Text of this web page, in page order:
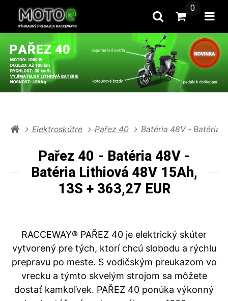
HľadaťPrejsť na
0
Elektroskútre Pařez 40 Batéria 48V - Batéria
Pařez 40 - Batéria 48V -
Batéria Lithiová 48V 15Ah,
13S + 363,27 EUR
RACCEWAY® PAŘEZ 40 je elektrický skúter
vytvorený pre tých, ktorí chcú slobodu a rýchlu
prepravu po meste. S vodičským preukazom vo
vrecku a týmto skvelým strojom sa môžete
dostať kamkoľvek. PAŘEZ 40 ponúka výkonný